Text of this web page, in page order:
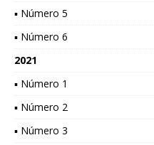
▪ Número 5
▪ Número 6
2021
▪ Número 1
▪ Número 2
▪ Número 3